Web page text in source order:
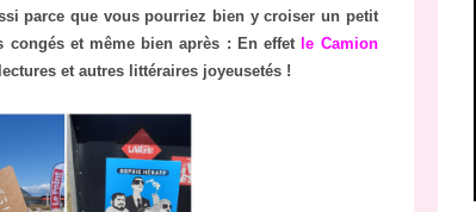
parce que vous pourriez bien y croiser un petit
et même bien après : En effet le Camion
et autres littéraires joyeusetés !